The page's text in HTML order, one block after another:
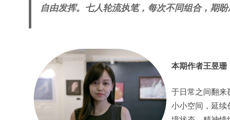
自由发挥。七人轮流执笔，每次不同组合，期盼
本期作者王昱珊
于日常之间翻
小小空间，延